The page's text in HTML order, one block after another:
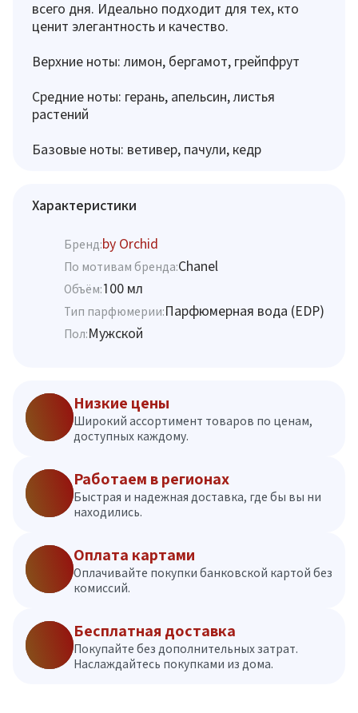
всего дня. Идеально подходит для тех, кто
ценит элегантность и качество.
Верхние ноты: лимон, бергамот, грейпфрут
Средние ноты: герань, апельсин, листья
растений
Базовые ноты: ветивер, пачули, кедр
Характеристики
Бренд:by Orchid
По мотивам бренда:Chanel
Объём:100 мл
Тип парфюмерии:Парфюмерная вода (EDP)
Пол:Мужской
Низкие цены
Широкий ассортимент товаров по ценам,
доступных каждому.
Работаем в регионах
Быстрая и надежная доставка, где бы вы ни
находились.
Оплата картами
Оплачивайте покупки банковской картой без
комиссий.
Бесплатная доставка
Покупайте без дополнительных затрат.
Наслаждайтесь покупками из дома.